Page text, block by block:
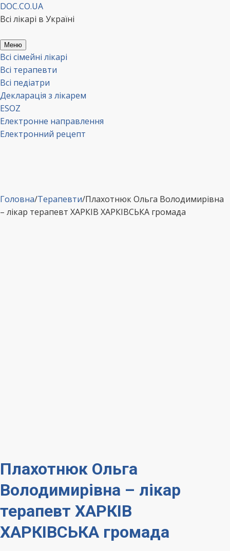
Перейти
до
DOC.CO.UA
Всі лікарі в Україні
Меню
Всі сімейні лікарі
Всі терапевти
Всі педіатри
Декларація з лікарем
ESOZ
Електронне направлення
Електронний рецепт
Головна/Терапевти/Плахотнюк Ольга Володимирівна
– лікар терапевт ХАРКІВ ХАРКІВСЬКА громада
Плахотнюк Ольга
Володимирівна – лікар
терапевт ХАРКІВ
ХАРКІВСЬКА громада